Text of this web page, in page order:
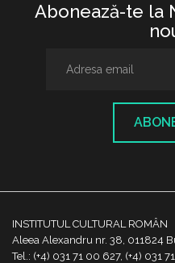
Abonează-te la
INSTITUTUL CULTURAL ROMÂN
Aleea Alexandru nr. 38, 011824
Tel.: (+4) 031 71 00 627, (+4) 031